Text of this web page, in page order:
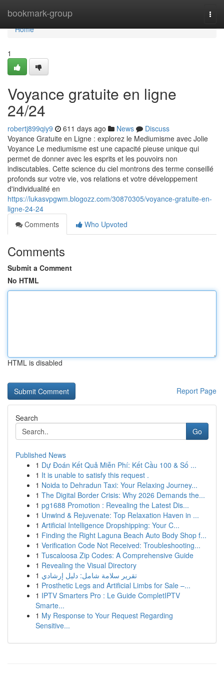
bookmark-group
Home
Home
1
Voyance gratuite en ligne
24/24
robertj899qiy9 611 days ago News
Discuss
Voyance Gratuite en Ligne : explorez le Mediumisme avec Jolie
Voyance Le mediumisme est une capacité pieuse unique qui
permet de donner avec les esprits et les pouvoirs non
indiscutables. Cette science du ciel montrons des terme conseillé
profonds sur votre vie, vos relations et votre développement
d'individualité en
https://lukasvpgwm.blogozz.com/30870305/voyance-gratuite-en-
ligne-24-24
Comments
Who Upvoted
Comments
Submit a Comment
No HTML
HTML is disabled
Report Page
Search
Go
Published News
1 Dự Đoán Kết Quả Miễn Phí: Kết Cầu 100 & Số ...
1 It is unable to satisfy this request .
1 Noida to Dehradun Taxi: Your Relaxing Journey...
1 The Digital Border Crisis: Why 2026 Demands the...
1 pg1688 Promotion : Revealing the Latest Dis...
1 Unwind & Rejuvenate: Top Relaxation Haven in ...
1 Artificial Intelligence Dropshipping: Your C...
1 Finding the Right Laguna Beach Auto Body Shop f...
1 Verification Code Not Received: Troubleshooting...
1 Tuscaloosa Zip Codes: A Comprehensive Guide
1 Revealing the Visual Directory
1 تقرير سلامة شامل: دليل إرشادي
1 Prosthetic Legs and Artificial Limbs for Sale –...
1 IPTV Smarters Pro : Le Guide CompletIPTV
Smarte...
1 My Response to Your Request Regarding
Sensitive...